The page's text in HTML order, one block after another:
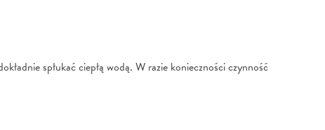
spłukać ciepłą wodą. W razie konieczności czynność